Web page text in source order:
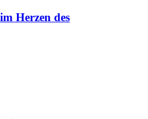
Herzen des